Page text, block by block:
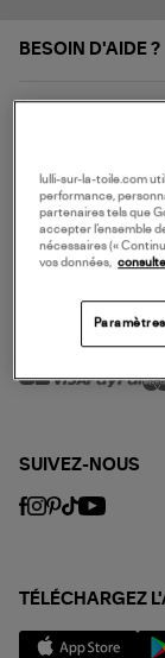
BESOIN D'AIDE ?
NOS SERVICES
SERVICE CLIENT
MODE DE
SUIVEZ-NOUS
TÉLÉCHARGEZ
lulli-sur-la-toile.com
performance,
partenaires tels que
accepter l’ensemble
nécessaires («
vos données,